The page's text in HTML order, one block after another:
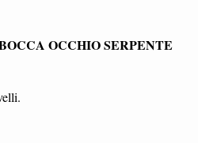
OCCHIO SERPENTE